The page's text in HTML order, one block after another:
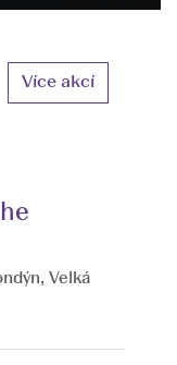
Více akcí
Velká